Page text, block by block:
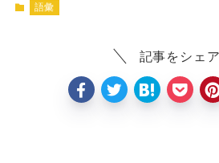
語彙
記事をシェア